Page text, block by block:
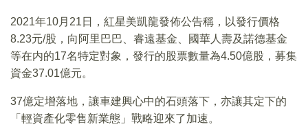
2021年10月21日，紅星美凱龍發佈公告稱，以發行價格
8.23元/股，向阿里巴巴、睿遠基金、國華人壽及諾德基金
等在内的17名特定對象，發行的股票數量為4.50億股，募集
資金37.01億元。
37億定增落地，讓車建興心中的石頭落下，亦讓其定下的
「輕資產化零售新業態」戰略迎來了加速。